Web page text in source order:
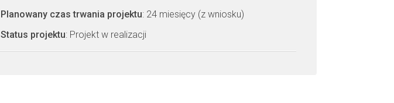
Planowany czas trwania projektu: 24 miesięcy (z wniosku)
Status projektu: Projekt w realizacji